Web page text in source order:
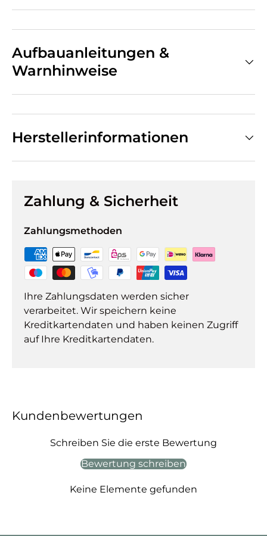
Aufbauanleitungen &
Warnhinweise
Herstellerinformationen
Zahlung & Sicherheit
Zahlungsmethoden
Ihre Zahlungsdaten werden sicher
verarbeitet. Wir speichern keine
Kreditkartendaten und haben keinen Zugriff
auf Ihre Kreditkartendaten.
Kundenbewertungen
Schreiben Sie die erste Bewertung
Bewertung schreiben
Keine Elemente gefunden